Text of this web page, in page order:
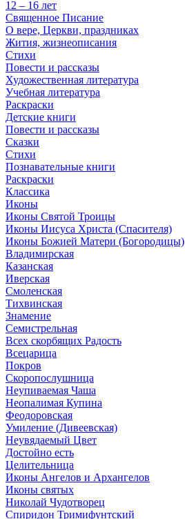
12 – 16 лет
Священное Писание
О вере, Церкви, праздниках
Жития, жизнеописания
Стихи
Повести и рассказы
Художественная литература
Учебная литература
Раскраски
Детские книги
Повести и рассказы
Сказки
Стихи
Познавательные книги
Раскраски
Классика
Иконы
Иконы Святой Троицы
Иконы Иисуса Христа (Спасителя)
Иконы Божией Матери (Богородицы)
Владимирская
Казанская
Иверская
Смоленская
Тихвинская
Знамение
Семистрельная
Всех скорбящих Радость
Всецарица
Покров
Скоропослушница
Неупиваемая Чаша
Неопалимая Купина
Феодоровская
Умиление (Дивеевская)
Неувядаемый Цвет
Достойно есть
Целительница
Иконы Ангелов и Архангелов
Иконы святых
Николай Чудотворец
Спиридон Тримифунтский